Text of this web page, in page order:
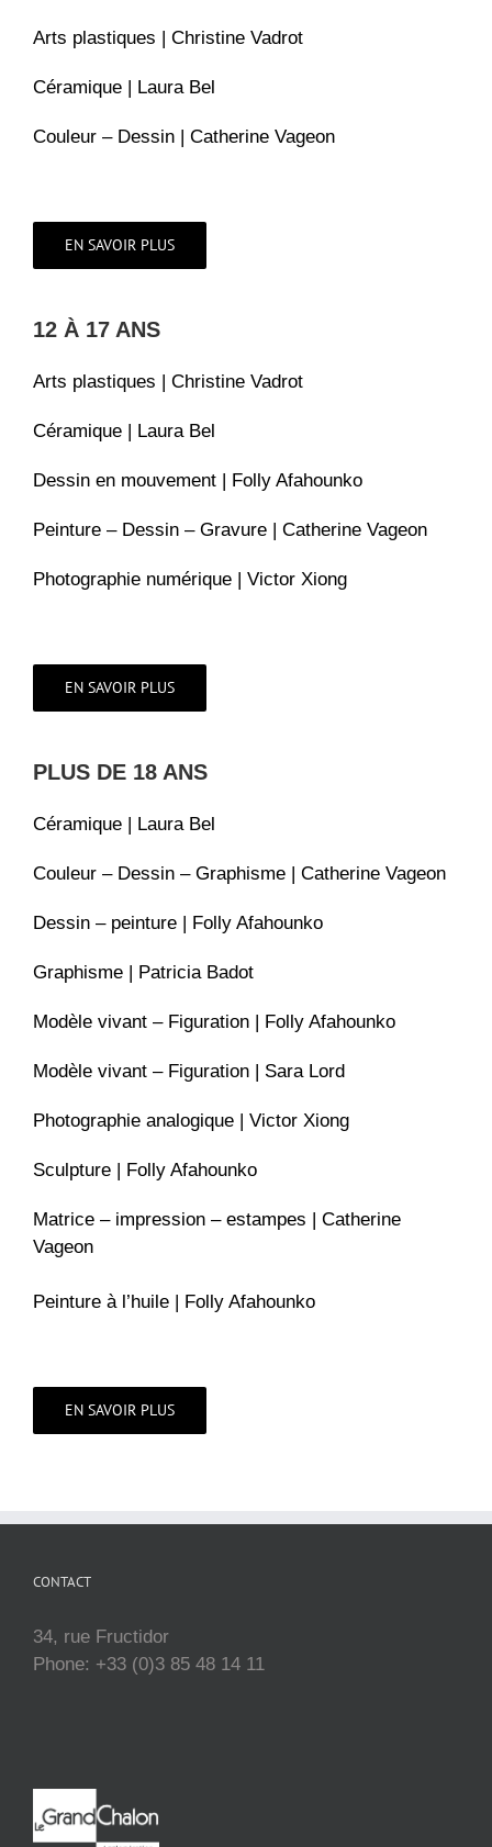
Arts plastiques | Christine Vadrot
Céramique | Laura Bel
Couleur – Dessin | Catherine Vageon
EN SAVOIR PLUS
12 À 17 ANS
Arts plastiques | Christine Vadrot
Céramique | Laura Bel
Dessin en mouvement | Folly Afahounko
Peinture – Dessin – Gravure | Catherine Vageon
Photographie numérique | Victor Xiong
EN SAVOIR PLUS
PLUS DE 18 ANS
Céramique | Laura Bel
Couleur – Dessin – Graphisme | Catherine Vageon
Dessin – peinture | Folly Afahounko
Graphisme | Patricia Badot
Modèle vivant – Figuration | Folly Afahounko
Modèle vivant – Figuration | Sara Lord
Photographie analogique | Victor Xiong
Sculpture | Folly Afahounko
Matrice – impression – estampes | Catherine
Vageon
Peinture à l’huile | Folly Afahounko
EN SAVOIR PLUS
CONTACT
34, rue Fructidor
Phone: +33 (0)3 85 48 14 11